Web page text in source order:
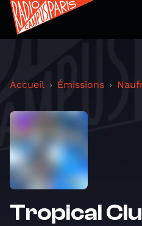
Accueil Émissions
Tropical